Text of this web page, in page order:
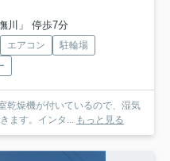
川」 停歩7分
エアコン
駐輪場
乾燥機が付いているので、湿気
ます。インタ... もっと見る